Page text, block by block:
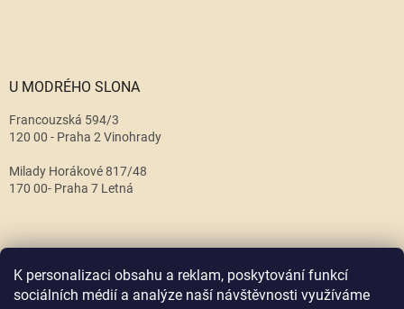
K personalizaci obsahu a reklam, poskytování funkcí
sociálních médií a analýze naší návštěvnosti využíváme
U MODRÉHO SLONA
Francouzská 594/3
120 00 - Praha 2 Vinohrady
Milady Horákové 817/48
170 00- Praha 7 Letná